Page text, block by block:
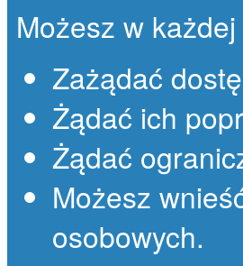
Możesz w
Zażądać
Żądać ich
Żądać
Możesz
osobowych.